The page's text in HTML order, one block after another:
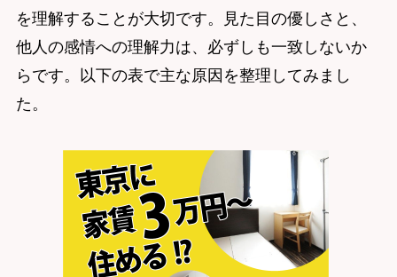
を理解することが大切です。見た目の優しさと、
他人の感情への理解力は、必ずしも一致しないか
らです。以下の表で主な原因を整理してみまし
た。